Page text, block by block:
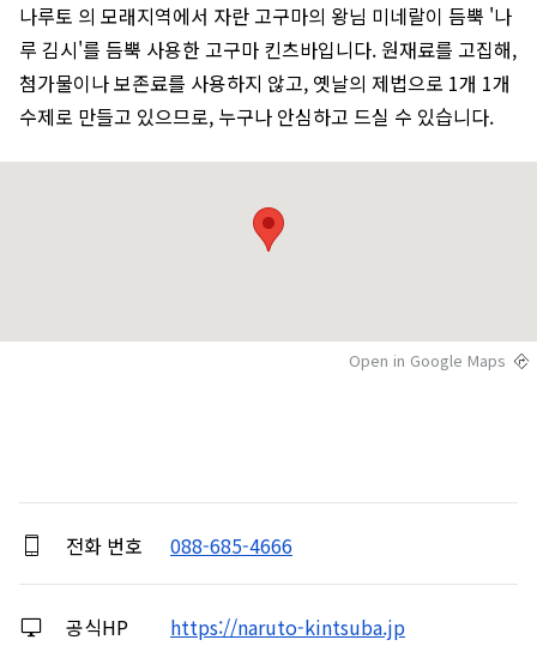
나루토 의 모래지역에서 자란 고구마의 왕님 미네랄이 듬뿍 '나
루 김시'를 듬뿍 사용한 고구마 킨츠바입니다. 원재료를 고집해,
첨가물이나 보존료를 사용하지 않고, 옛날의 제법으로 1개 1개
수제로 만들고 있으므로, 누구나 안심하고 드실 수 있습니다.
Open in Google Maps
전화 번호 088-685-4666
공식HP https://naruto-kintsuba.jp